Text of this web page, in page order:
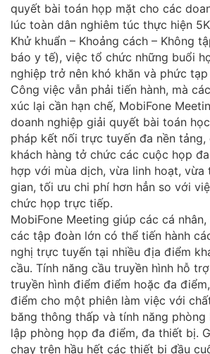
quyết bài toán họp mặt cho các
lúc toàn dân nghiêm túc thực hiện
Khử khuẩn – Khoảng cách – Không
báo y tế), việc tổ chức những buổi
nghiệp trở nên khó khăn và phức
Công việc vẫn phải tiến hành, mà
xúc lại cần hạn chế, MobiFone
doanh nghiệp giải quyết bài toán
pháp kết nối trực tuyến đa nền tảng,
khách hàng tở chức các cuộc họp
hợp với mùa dịch, vừa linh hoạt, vừa
gian, tối ưu chi phí hơn hẳn so với
chức họp trực tiếp.
MobiFone Meeting giúp các cá
các tập đoàn lớn có thể tiến hành
nghị trực tuyến tại nhiều địa điểm
cầu. Tính năng cầu truyền hình hỗ
truyền hình điểm điểm hoặc đa
điểm cho một phiên làm việc với
băng thông thấp và tính năng
lập phòng họp đa điểm, đa thiết bị.
chạy trên hầu hết các thiết bị đầu